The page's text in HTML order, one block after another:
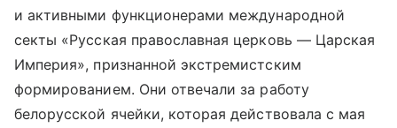
и активными функционерами международной
секты «Русская православная церковь — Царская
Империя», признанной экстремистским
формированием. Они отвечали за работу
белорусской ячейки, которая действовала с мая